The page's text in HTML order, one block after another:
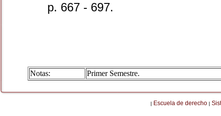
p. 667 - 697.
Notas: Primer Semestre.
| Escuela de derecho |